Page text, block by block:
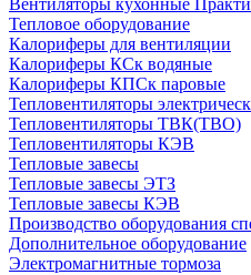
Вентиляторы кухонные
Тепловое оборудование
Калориферы для вентиляции
Калориферы КСк водяные
Калориферы КПСк паровые
Тепловентиляторы
Тепловентиляторы ТВК(ТВО)
Тепловентиляторы КЭВ
Тепловые завесы
Тепловые завесы ЭТЗ
Тепловые завесы КЭВ
Производство оборудования
Дополнительное оборудование
Электромагнитные тормоза